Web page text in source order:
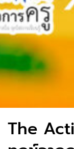
The